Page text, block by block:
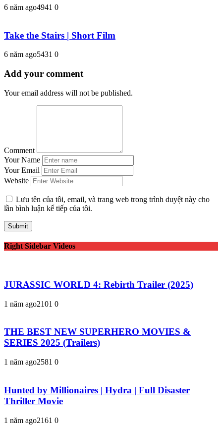
6 năm ago4941 0
Take the Stairs | Short Film
6 năm ago5431 0
Add your comment
Your email address will not be published.
Comment
Your Name
Your Email
Website
Lưu tên của tôi, email, và trang web trong trình duyệt này cho
lần bình luận kế tiếp của tôi.
Right Sidebar Videos
JURASSIC WORLD 4: Rebirth Trailer (2025)
1 năm ago2101 0
THE BEST NEW SUPERHERO MOVIES &
SERIES 2025 (Trailers)
1 năm ago2581 0
Hunted by Millionaires | Hydra | Full Disaster
Thriller Movie
1 năm ago2161 0